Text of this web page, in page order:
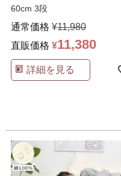
60cm 3段
通常価格 ¥11,980
直販価格 ¥11,380
詳細を見る